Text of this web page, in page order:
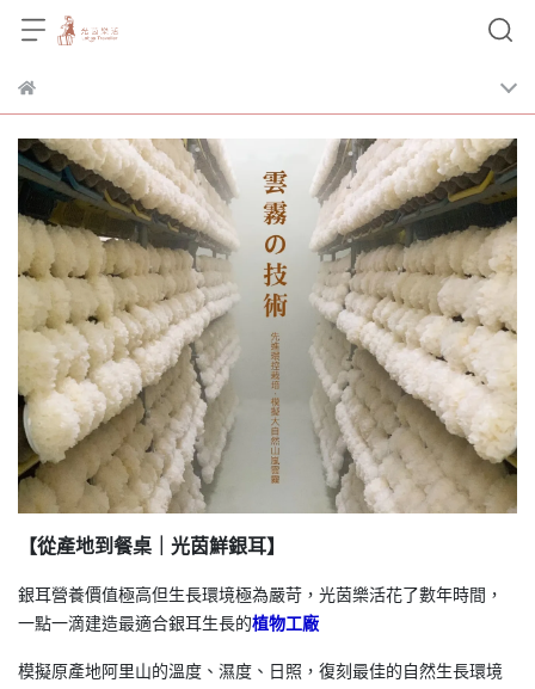
【從產地到餐桌｜光茵鮮銀耳】
銀耳營養價值極高但生長環境極為嚴苛，光茵樂活花了數年時間，
一點一滴建造最適合銀耳生長的植物工廠
模擬原產地阿里山的溫度、濕度、日照，復刻最佳的自然生長環境